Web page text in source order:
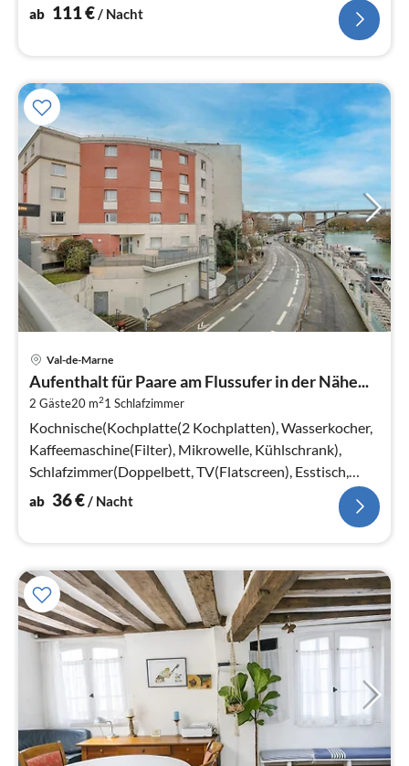
ab 111€/ Nacht
Val-de-Marne
Aufenthalt für Paare am Flussufer in der Nähe...
2 Gäste20 m21 Schlafzimmer
Kochnische(Kochplatte(2 Kochplatten), Wasserkocher,
Kaffeemaschine(Filter), Mikrowelle, Kühlschrank),
Schlafzimmer(Doppelbett, TV(Flatscreen), Esstisch,
Sitzecke)
ab 36€/ Nacht